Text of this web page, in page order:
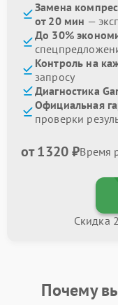
Замена
от 20 мин —
До 30%
Контроль на
запросу
Диагностика
Официальная
проверки
от 1320 ₽Время
Скидка
Почему